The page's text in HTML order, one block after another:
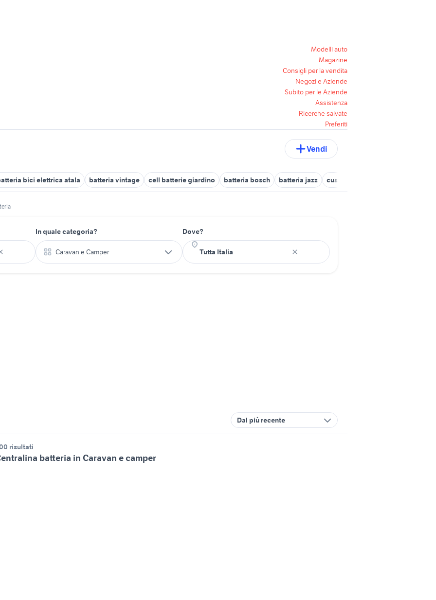
Modelli auto
Magazine
Consigli per la vendita
Negozi e Aziende
Subito per le Aziende
Assistenza
Ricerche salvate
Preferiti
Vendi
bici elettrica atala batteria vintage cell batterie giardino batteria bosch batteria jazz custodie batteria strumenti
In quale categoria?
Caravan e Camper
Dove?
Dal più recente
risultati
batteria in Caravan e camper